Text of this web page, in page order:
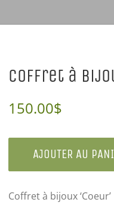
Coffret à
150.00$
AJOUTER AU
Coffret à bijoux